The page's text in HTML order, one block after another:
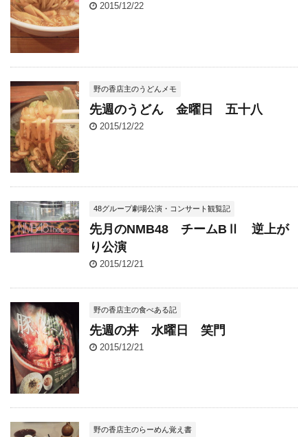
2015/12/22
野の香店主のうどんメモ
先週のうどん 金曜日 五十八
2015/12/22
48グループ劇場公演・コンサート観覧記
先月のNMB48 チームBⅡ 逆上が
り公演
2015/12/21
野の香店主の食べある記
先週の丼 水曜日 笑門
2015/12/21
野の香店主のらーめん覚え書